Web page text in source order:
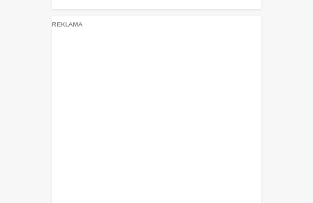
REKLAMA